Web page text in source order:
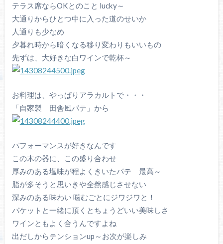
テラス席ならOKとのこと lucky～
大通りからひとつ中に入った道のせいか
人通りも少なめ
夕暮れ時から暗くなる移り変わりもいいもの
先ずは、大好きな白ワインで乾杯～
お料理は、やっぱりアラカルトで・・・
「自家製 田舎風パテ」から
パフォーマンスが好きなんです
この木の器に、この盛り合わせ
厚みのある塩味が程よくきいたパテ 最高～
脂が多そうと思いきや全然感じさせない
深みのある味わい 噛むごとにジワジワと！
バケットと一緒に頂くとちょうどいい美味しさ
ワインともよく合うんですよね
出だしからテンションup～お次が楽しみ